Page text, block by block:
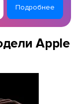
Подробнее
Apple